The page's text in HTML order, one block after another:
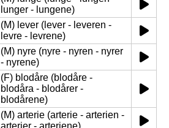
lunger - lungene)
(M) lever (lever - leveren -
levre - levrene)
(M) nyre (nyre - nyren - nyrer
- nyrene)
(F) blodåre (blodåre -
blodåra - blodårer -
blodårene)
(M) arterie (arterie - arterien -
arterier - arteriene)